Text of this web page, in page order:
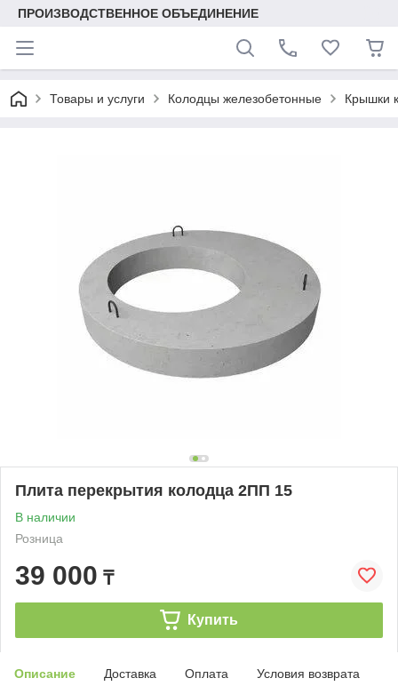
ПРОИЗВОДСТВЕННОЕ ОБЪЕДИНЕНИЕ
Товары и услуги Колодцы железобетонные Крышки
Плита перекрытия колодца 2ПП 15
В наличии
Розница
39 000 ₸
Купить
Описание Доставка Оплата Условия возврата